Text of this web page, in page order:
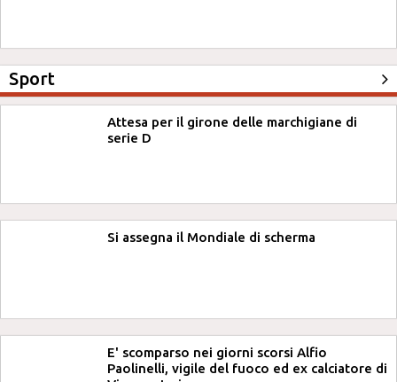
Sport
Attesa per il girone delle marchigiane di
serie D
Si assegna il Mondiale di scherma
E' scomparso nei giorni scorsi Alfio
Paolinelli, vigile del fuoco ed ex calciatore di